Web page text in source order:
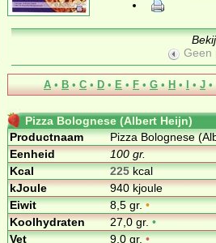
Geen
A • B • C • D • E • F • G • H • I • J •
Pizza Bolognese (Albert Heijn)
Productnaam
Pizza Bolognese
Eenheid
100 gr.
Kcal
225kcal
kJoule
940 kjoule
Eiwit
8,5 gr.•
Koolhydraten
27,0 gr.•
Vet
9,0 gr.•